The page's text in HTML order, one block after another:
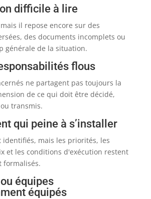
difficile à lire
il repose encore sur des
des documents incomplets ou
générale de la situation.
flous
ne partagent pas toujours la
de ce qui doit être décidé,
transmis.
qui peine à s’installer
identifiés, mais les priorités, les
et les conditions d'exécution restent
formalisés.
équipes
équipés